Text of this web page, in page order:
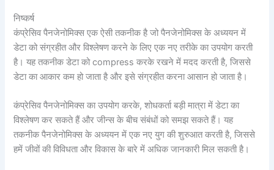
निष्कर्ष
कंप्रेसिव पैनजेनोमिक्स एक ऐसी तकनीक है जो पैनजेनोमिक्स के अध्ययन में
डेटा को संग्रहीत और विश्लेषण करने के लिए एक नए तरीके का उपयोग करती
है। यह तकनीक डेटा को compress करके रखने में मदद करती है, जिससे
डेटा का आकार कम हो जाता है और इसे संग्रहीत करना आसान हो जाता है।
कंप्रेसिव पैनजेनोमिक्स का उपयोग करके, शोधकर्ता बड़ी मात्रा में डेटा का
विश्लेषण कर सकते हैं और जीन्स के बीच संबंधों को समझ सकते हैं। यह
तकनीक पैनजेनोमिक्स के अध्ययन में एक नए युग की शुरुआत करती है, जिससे
हमें जीवों की विविधता और विकास के बारे में अधिक जानकारी मिल सकती है।